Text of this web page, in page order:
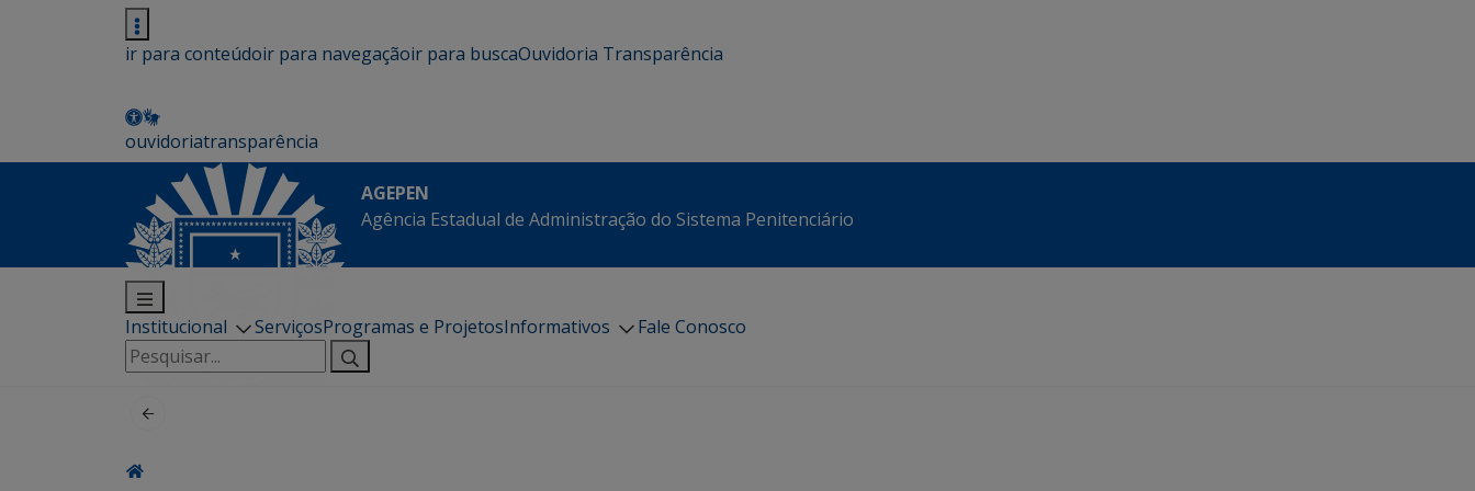
ir para conteúdoir para navegaçãoir para buscaOuvidoria Transparência
ouvidoriatransparência
AGEPEN
Agência Estadual de Administração do Sistema Penitenciário
Institucional ServiçosProgramas e ProjetosInformativos
Fale Conosco
Pesquisar
por: